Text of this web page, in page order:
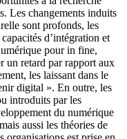
Les changements induits
sont profonds, les
d’intégration et
pour in fine,
un retard par rapport aux
les laissant dans le
digital ». En outre, les
introduits par les
du numérique
aussi les théories de